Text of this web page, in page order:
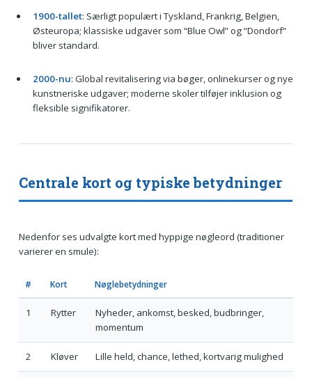
1900-tallet: Særligt populært i Tyskland, Frankrig, Belgien,
Østeuropa; klassiske udgaver som “Blue Owl” og “Dondorf”
bliver standard.
2000-nu: Global revitalisering via bøger, onlinekurser og nye
kunstneriske udgaver; moderne skoler tilføjer inklusion og
fleksible signifikatorer.
Centrale kort og typiske betydninger
Nedenfor ses udvalgte kort med hyppige nøgleord (traditioner
varierer en smule):
# Kort Nøglebetydninger
1 Rytter
Nyheder, ankomst, besked, budbringer,
momentum
2 Kløver Lille held, chance, lethed, kortvarig mulighed